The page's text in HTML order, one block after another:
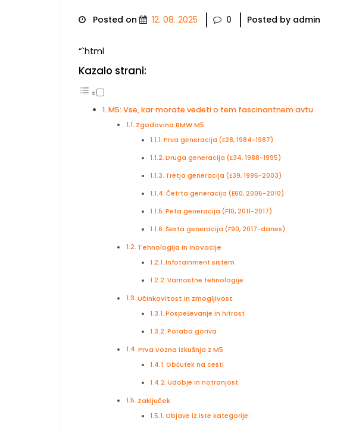
Posted on 12. 08. 2025 0 Posted by admin
“`html
Kazalo strani:
M5: Vse, kar morate vedeti o tem fascinantnem avtu
Zgodovina BMW M5
Prva generacija (E28, 1984-1987)
Druga generacija (E34, 1988-1995)
Tretja generacija (E39, 1995-2003)
Četrta generacija (E60, 2005-2010)
Peta generacija (F10, 2011-2017)
Šesta generacija (F90, 2017-danes)
Tehnologija in inovacije
Infotainment sistem
Varnostne tehnologije
Učinkovitost in zmogljivost
Pospeševanje in hitrost
Poraba goriva
Prva vozna izkušnja z M5
Občutek na cesti
Udobje in notranjost
Zaključek
Objave iz iste kategorije: